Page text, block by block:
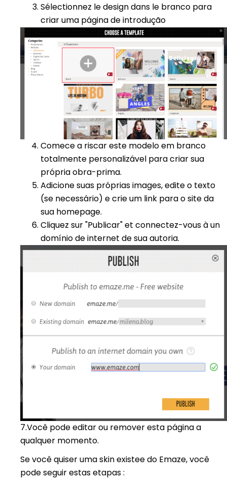
Sélectionnez le design dans le branco para
criar uma página de introdução
Comece a riscar este modelo em branco
totalmente personalizável para criar sua
própria obra-prima.
Adicione suas próprias images, edite o texto
(se necessário) e crie um link para o site da
sua homepage.
Cliquez sur "Publicar" et connectez-vous à un
domínio de internet de sua autoria.
7.Você pode editar ou remover esta página a
qualquer momento.
Se você quiser uma skin existee do Emaze, você
pode seguir estas etapas :